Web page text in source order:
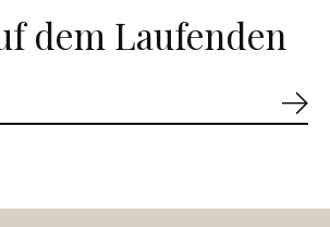
dem Laufenden